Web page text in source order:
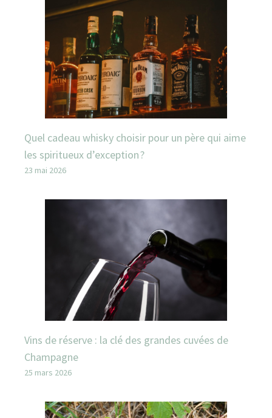
Quel cadeau whisky choisir pour un père qui aime
les spiritueux d’exception ?
23 mai 2026
Vins de réserve : la clé des grandes cuvées de
Champagne
25 mars 2026